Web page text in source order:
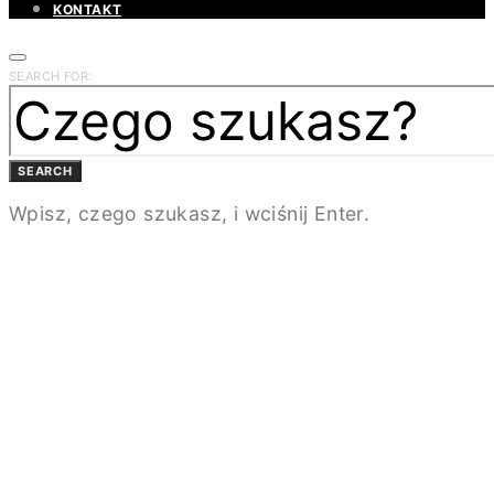
KONTAKT
SEARCH FOR:
SEARCH
Wpisz, czego szukasz, i wciśnij Enter.